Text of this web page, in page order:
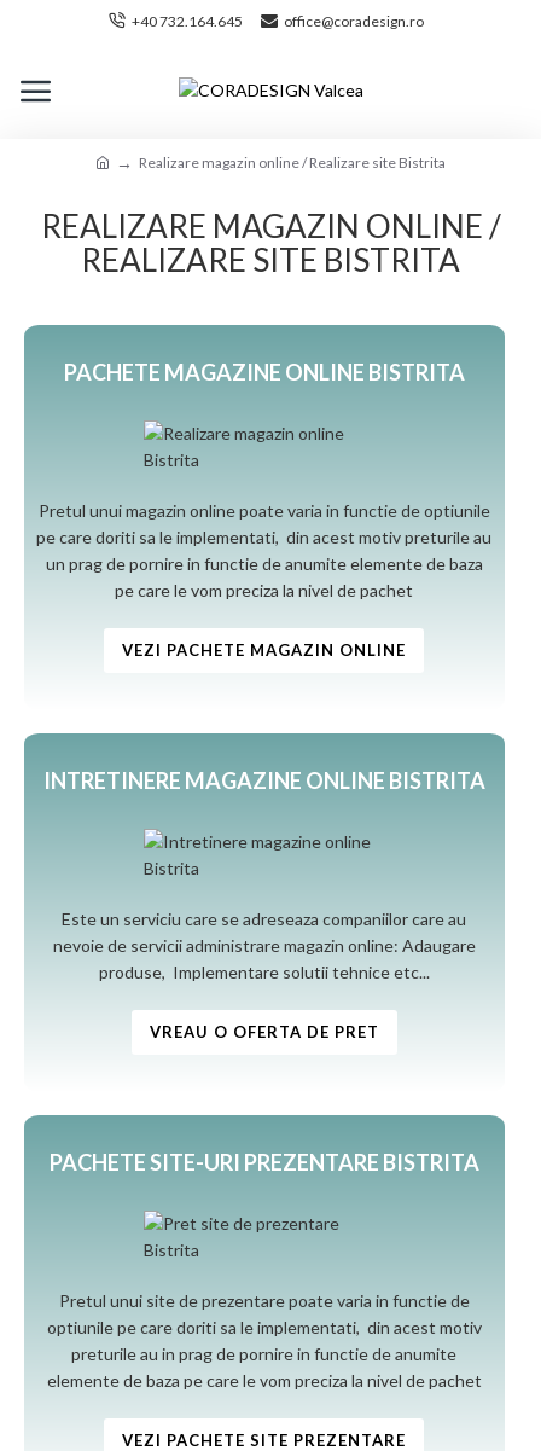
+40 732.164.645 office@coradesign.ro
Realizare magazin online / Realizare site Bistrita
REALIZARE MAGAZIN ONLINE /
REALIZARE SITE BISTRITA
PACHETE MAGAZINE ONLINE BISTRITA
Pretul unui magazin online poate varia in functie de optiunile
pe care doriti sa le implementati, din acest motiv preturile au
un prag de pornire in functie de anumite elemente de baza
pe care le vom preciza la nivel de pachet
VEZI PACHETE MAGAZIN ONLINE
INTRETINERE MAGAZINE ONLINE BISTRITA
Este un serviciu care se adreseaza companiilor care au
nevoie de servicii administrare magazin online: Adaugare
produse, Implementare solutii tehnice etc...
VREAU O OFERTA DE PRET
PACHETE SITE-URI PREZENTARE BISTRITA
Pretul unui site de prezentare poate varia in functie de
optiunile pe care doriti sa le implementati, din acest motiv
preturile au in prag de pornire in functie de anumite
elemente de baza pe care le vom preciza la nivel de pachet
VEZI PACHETE SITE PREZENTARE